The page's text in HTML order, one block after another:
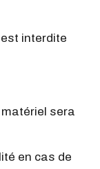
interdite
sera
en cas de